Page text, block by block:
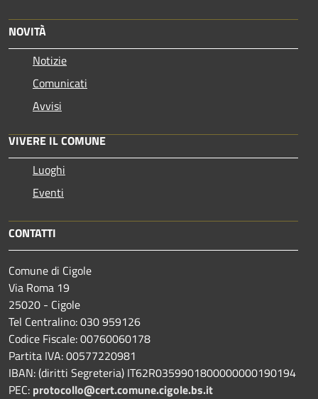
NOVITÀ
Notizie
Comunicati
Avvisi
VIVERE IL COMUNE
Luoghi
Eventi
CONTATTI
Comune di Cigole
Via Roma 19
25020 - Cigole
Tel Centralino: 030 959126
Codice Fiscale: 00760060178
Partita IVA: 00577220981
IBAN: (diritti Segreteria) IT62R0359901800000000190194
PEC: protocollo@cert.comune.cigole.bs.it